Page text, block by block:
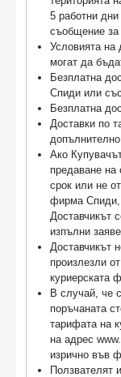
5 работни
съобщение за
Условията на
могат да
Безплатна
Спиди или
Безплатна
Доставки по
допълнително.
Ако
предаване на
срок или не
фирма Спиди,
Доставчикът
изпълни
Доставчикът
произлезли
куриерската
В случай, че
поръчаната
тарифата на
на адрес
изрично във
Ползвателят